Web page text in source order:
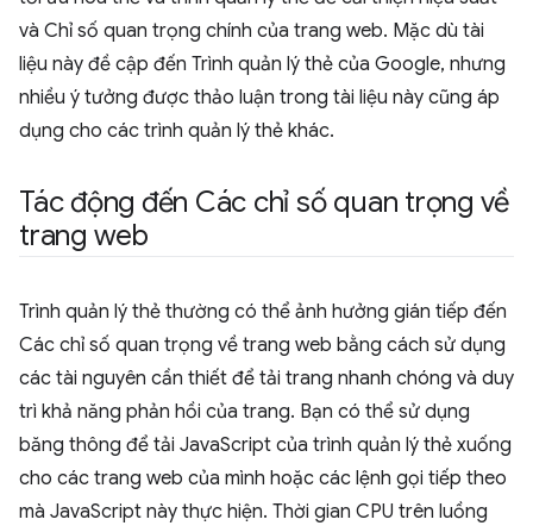
và Chỉ số quan trọng chính của trang web. Mặc dù tài
liệu này đề cập đến Trình quản lý thẻ của Google, nhưng
nhiều ý tưởng được thảo luận trong tài liệu này cũng áp
dụng cho các trình quản lý thẻ khác.
Tác động đến Các chỉ số quan trọng về
trang web
Trình quản lý thẻ thường có thể ảnh hưởng gián tiếp đến
Các chỉ số quan trọng về trang web bằng cách sử dụng
các tài nguyên cần thiết để tải trang nhanh chóng và duy
trì khả năng phản hồi của trang. Bạn có thể sử dụng
băng thông để tải JavaScript của trình quản lý thẻ xuống
cho các trang web của mình hoặc các lệnh gọi tiếp theo
mà JavaScript này thực hiện. Thời gian CPU trên luồng